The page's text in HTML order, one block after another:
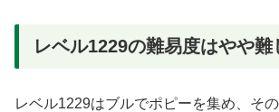
レベル1229の難易度はやや難
レベル1229はブルでポピーを集め、そ